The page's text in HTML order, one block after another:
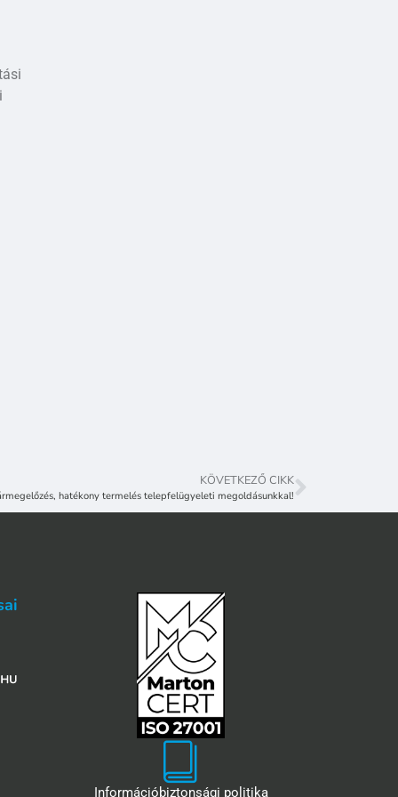
KÖVETKEZŐ CIKK
hatékony termelés telepfelügyeleti megoldásunkkal!
Információbiztonsági politika